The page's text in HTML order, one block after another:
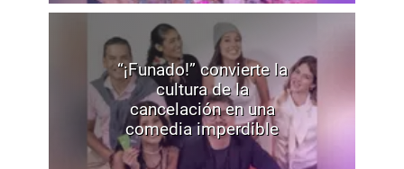
“¡Funado!” convierte la
cultura de la
cancelación en una
comedia imperdible